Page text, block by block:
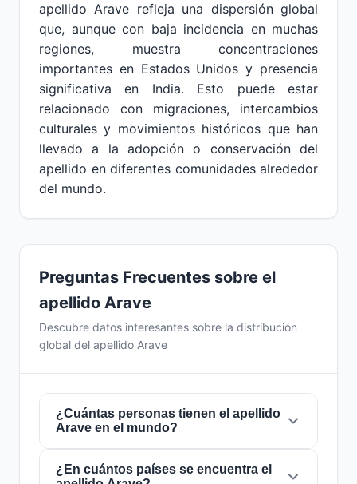
apellido Arave refleja una dispersión global
que, aunque con baja incidencia en muchas
regiones, muestra concentraciones
importantes en Estados Unidos y presencia
significativa en India. Esto puede estar
relacionado con migraciones, intercambios
culturales y movimientos históricos que han
llevado a la adopción o conservación del
apellido en diferentes comunidades alrededor
del mundo.
Preguntas Frecuentes sobre el
apellido Arave
Descubre datos interesantes sobre la distribución
global del apellido Arave
¿Cuántas personas tienen el apellido
Arave en el mundo?
Actualmente hay aproximadamente834
¿En cuántos países se encuentra el